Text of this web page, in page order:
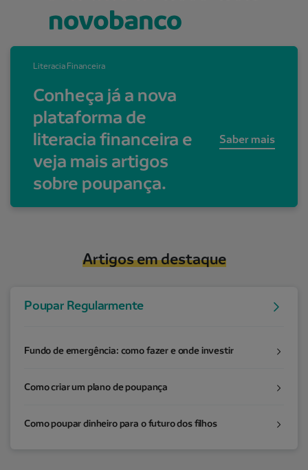
Literacia Financeira
Conheça já a nova
plataforma de
literacia financeira e
veja mais artigos
sobre poupança.
Saber mais
Artigos em destaque
Poupar Regularmente
Fundo de emergência: como fazer e onde investir
Como criar um plano de poupança
Como poupar dinheiro para o futuro dos filhos